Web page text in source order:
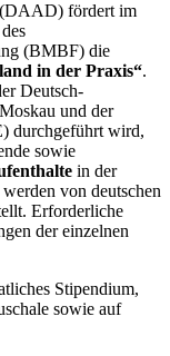
(DAAD) fördert im
(BMBF) die
in der Praxis“.
Deutsch-
und der
durchgeführt wird,
sowie
in der
von deutschen
Erforderliche
der einzelnen
Stipendium,
sowie auf